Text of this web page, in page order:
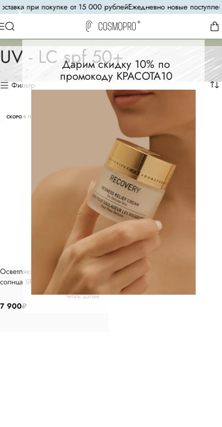
Дарим скидку 10% по
промокоду КРАСОТА10
при покупке от 15 000 рублейЕжедневно новые
UV - LC spf 50+
Фильтр
СКОРО В ПРОДАЖЕ
Осветляющий крем с защитой от
солнца SPF 50
7 900₽
Читать далее